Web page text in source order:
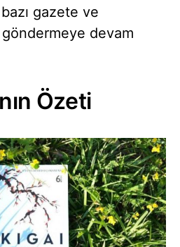
gazete ve
devam
Özeti